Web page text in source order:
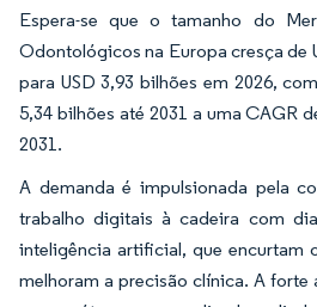
Espera-se que o tamanho do
Odontológicos na Europa cresça de
para USD 3,93 bilhões em 2026,
5,34 bilhões até 2031 a uma CAGR
2031.
A demanda é impulsionada pela
trabalho digitais à cadeira com
inteligência artificial, que encurtam
melhoram a precisão clínica. A forte